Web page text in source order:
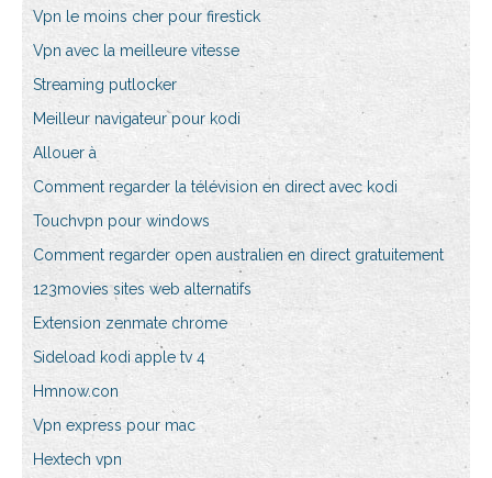
Vpn le moins cher pour firestick
Vpn avec la meilleure vitesse
Streaming putlocker
Meilleur navigateur pour kodi
Allouer à
Comment regarder la télévision en direct avec kodi
Touchvpn pour windows
Comment regarder open australien en direct gratuitement
123movies sites web alternatifs
Extension zenmate chrome
Sideload kodi apple tv 4
Hmnow.con
Vpn express pour mac
Hextech vpn